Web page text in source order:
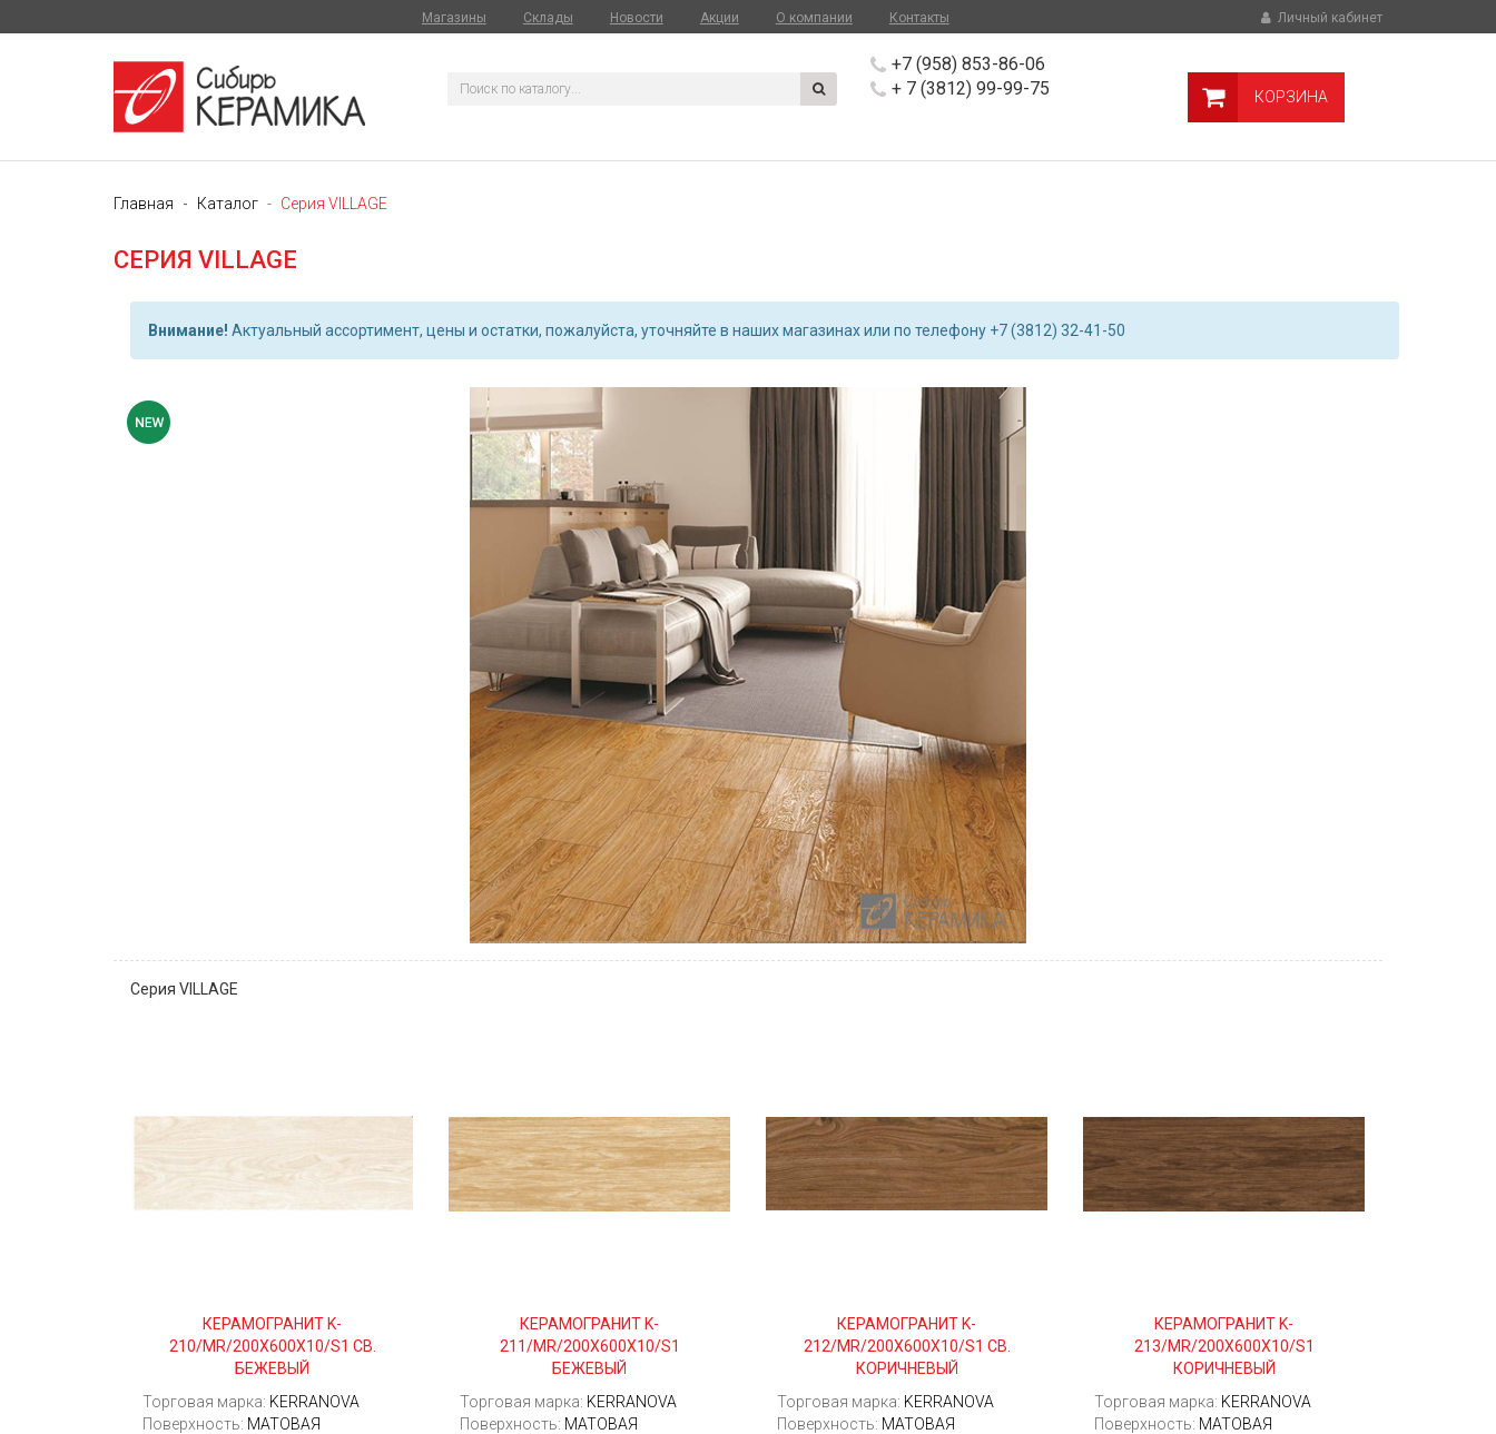
Магазины Склады Новости Акции О компании Контакты Личный кабинет
+7 (958) 853-86-06
+ 7 (3812) 99-99-75
КОРЗИНА
Главная Каталог Серия VILLAGE
СЕРИЯ VILLAGE
Внимание! Актуальный ассортимент, цены и остатки, пожалуйста, уточняйте в наших магазинах или по телефону +7 (3812) 32-41-50
Серия VILLAGE
КЕРАМОГРАНИТ K-
210/MR/200Х600Х10/S1 СВ.
БЕЖЕВЫЙ
Торговая марка: KERRANOVA
Поверхность: МАТОВАЯ
КЕРАМОГРАНИТ K-
211/MR/200Х600Х10/S1
БЕЖЕВЫЙ
Торговая марка: KERRANOVA
Поверхность: МАТОВАЯ
КЕРАМОГРАНИТ K-
212/MR/200Х600Х10/S1 СВ.
КОРИЧНЕВЫЙ
Торговая марка: KERRANOVA
Поверхность: МАТОВАЯ
КЕРАМОГРАНИТ K-
213/MR/200Х600Х10/S1
КОРИЧНЕВЫЙ
Торговая марка: KERRANOVA
Поверхность: МАТОВАЯ